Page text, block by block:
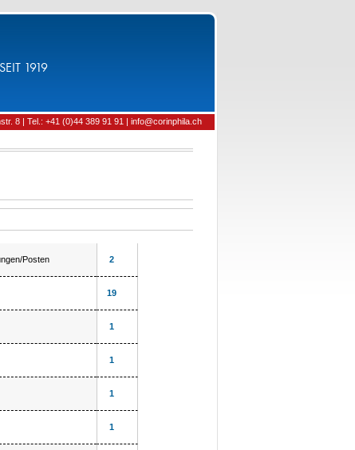
1919
8 | Tel.: +41 (0)44 389 91 91 | info@corinphila.ch
Posten 2
19
1
1
1
1